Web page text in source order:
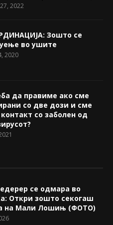
2022
Зошто се
во ушите
2020
да правиме ако сме
со две дози и сме
со заболен од
се одмара во
Откри зошто секогаш
на Мали Лошињ (ФОТО)